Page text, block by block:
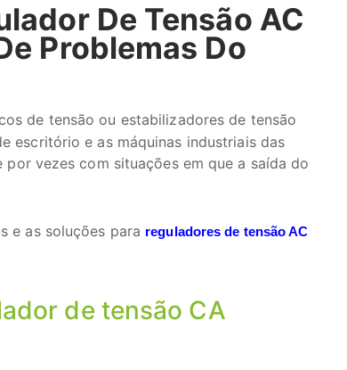
De Tensão AC
Problemas Do
de tensão ou estabilizadores de tensão
escritório e as máquinas industriais das
vezes com situações em que a saída do
e as soluções para reguladores de tensão AC
de tensão CA